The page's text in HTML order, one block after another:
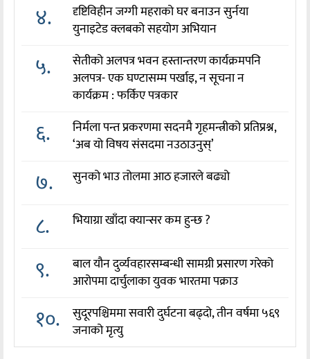
४.
दृष्टिविहीन जग्गी महराको घर बनाउन सुर्नया
युनाइटेड क्लबको सहयोग अभियान
५.
सेतीको अलपत्र भवन हस्तान्तरण कार्यक्रमपनि
अलपत्र- एक घण्टासम्म पर्खाइ, न सूचना न
कार्यक्रम : फर्किए पत्रकार
६.
निर्मला पन्त प्रकरणमा सदनमै गृहमन्त्रीको प्रतिप्रश्न,
‘अब यो विषय संसदमा नउठाउनुस्’
७. सुनको भाउ तोलमा आठ हजारले बढ्यो
८. भियाग्रा खाँदा क्यान्सर कम हुन्छ ?
९.
बाल यौन दुर्व्यवहारसम्बन्धी सामग्री प्रसारण गरेको
आरोपमा दार्चुलाका युवक भारतमा पक्राउ
१०.
सुदूरपश्चिममा सवारी दुर्घटना बढ्दो, तीन वर्षमा ५६९
जनाको मृत्यु